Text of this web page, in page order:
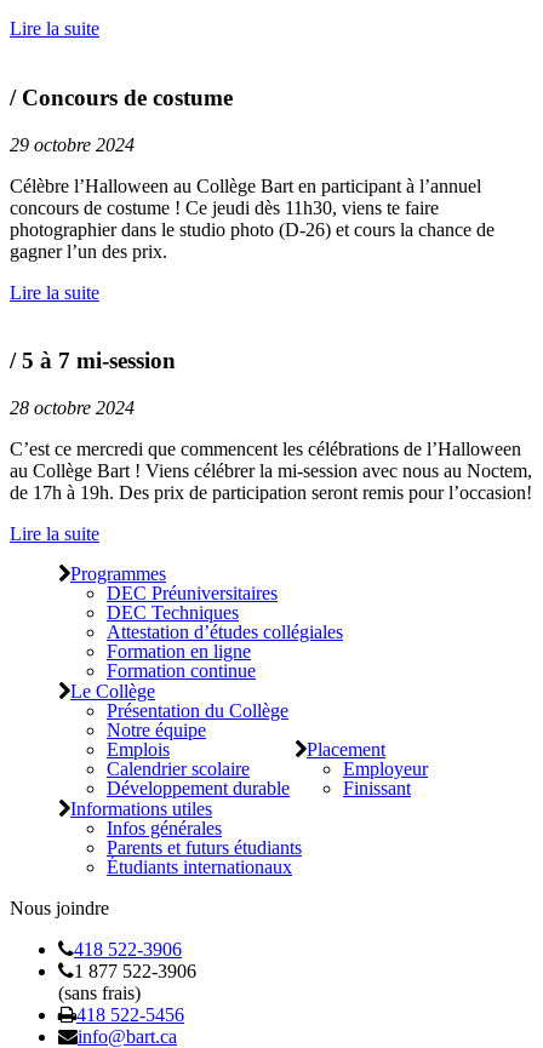
Lire la suite
/ Concours de costume
29 octobre 2024
Célèbre l’Halloween au Collège Bart en participant à l’annuel
concours de costume ! Ce jeudi dès 11h30, viens te faire
photographier dans le studio photo (D-26) et cours la chance de
gagner l’un des prix.
Lire la suite
/ 5 à 7 mi-session
28 octobre 2024
C’est ce mercredi que commencent les célébrations de l’Halloween
au Collège Bart ! Viens célébrer la mi-session avec nous au Noctem,
de 17h à 19h. Des prix de participation seront remis pour l’occasion!
Lire la suite
Programmes
DEC Préuniversitaires
DEC Techniques
Attestation d’études collégiales
Formation en ligne
Formation continue
Le Collège
Présentation du Collège
Notre équipe
Emplois
Calendrier scolaire
Développement durable
Placement
Employeur
Finissant
Informations utiles
Infos générales
Parents et futurs étudiants
Étudiants internationaux
Nous joindre
418 522-3906
1 877 522-3906
(sans frais)
418 522-5456
info@bart.ca